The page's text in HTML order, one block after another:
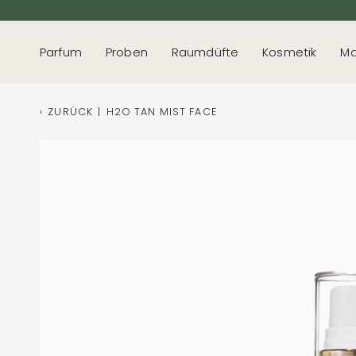
zum
Parfum Proben Raumdüfte Kosmetik
‹ ZURÜCK | H2O TAN MIST FACE